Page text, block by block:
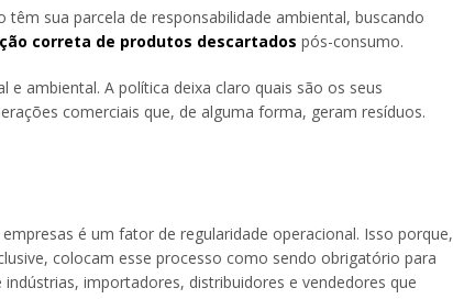
sua parcela de responsabilidade ambiental, buscando
correta de produtos descartados pós-consumo.
ambiental. A política deixa claro quais são os seus
comerciais que, de alguma forma, geram resíduos.
é um fator de regularidade operacional. Isso porque,
colocam esse processo como sendo obrigatório para
importadores, distribuidores e vendedores que